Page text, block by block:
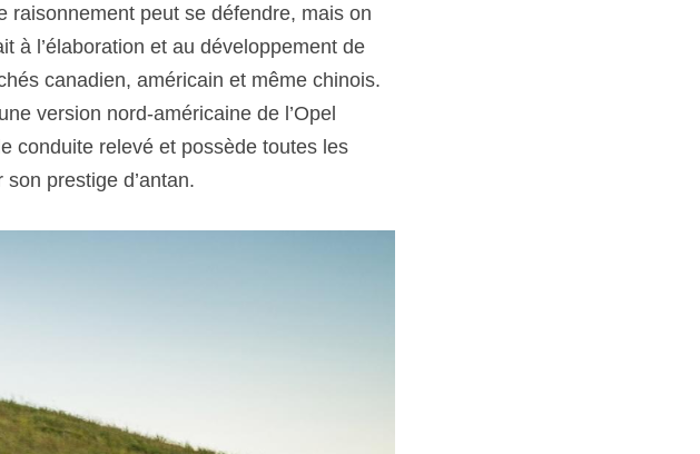
raisonnement peut se défendre, mais on
à l’élaboration et au développement de
canadien, américain et même chinois.
version nord-américaine de l’Opel
conduite relevé et possède toutes les
prestige d’antan.